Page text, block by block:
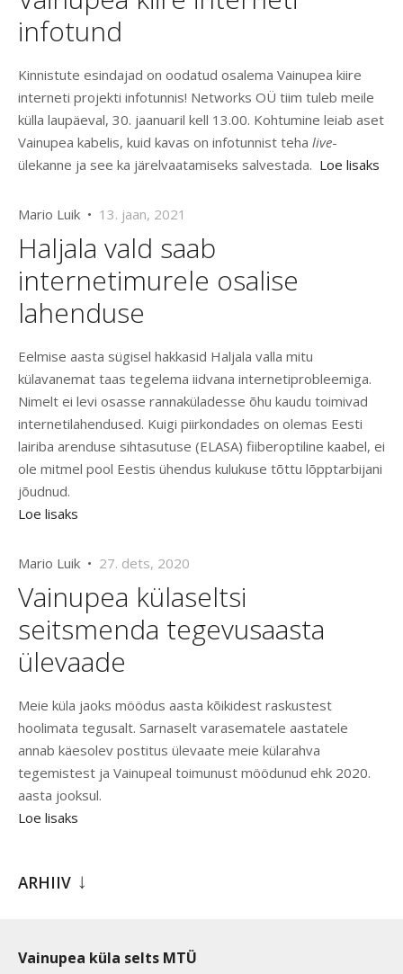
infotund
Kinnistute esindajad on oodatud osalema Vainupea kiire
interneti projekti infotunnis! Networks OÜ tiim tuleb meile
külla laupäeval, 30. jaanuaril kell 13.00. Kohtumine leiab aset
Vainupea kabelis, kuid kavas on infotunnist teha live-
ülekanne ja see ka järelvaatamiseks salvestada. Loe lisaks
Mario Luik • 13. jaan, 2021
Haljala vald saab
internetimurele osalise
lahenduse
Eelmise aasta sügisel hakkasid Haljala valla mitu
külavanemat taas tegelema iidvana internetiprobleemiga.
Nimelt ei levi osasse rannaküladesse õhu kaudu toimivad
internetilahendused. Kuigi piirkondades on olemas Eesti
lairiba arenduse sihtasutuse (ELASA) fiiberoptiline kaabel, ei
ole mitmel pool Eestis ühendus kulukuse tõttu lõpptarbijani
jõudnud.
Loe lisaks
Mario Luik • 27. dets, 2020
Vainupea külaseltsi
seitsmenda tegevusaasta
ülevaade
Meie küla jaoks möödus aasta kõikidest raskustest
hoolimata tegusalt. Sarnaselt varasematele aastatele
annab käesolev postitus ülevaate meie külarahva
tegemistest ja Vainupeal toimunust möödunud ehk 2020.
aasta jooksul.
Loe lisaks
ARHIIV
Vainupea küla selts MTÜ